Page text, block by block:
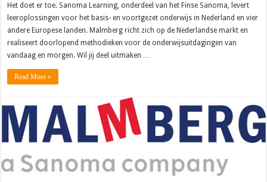
Het doet er toe. Sanoma Learning, onderdeel van het Finse Sanoma, levert
leeroplossingen voor het basis- en voortgezet onderwijs in Nederland en vier
andere Europese landen. Malmberg richt zich op de Nederlandse markt en
realiseert doorlopend methodieken voor de onderwijsuitdagingen van
vandaag en morgen. Wil jij deel uitmaken …
Read More »